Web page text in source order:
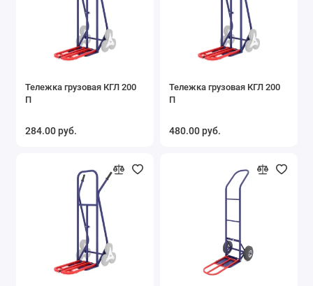
Тележка грузовая КГЛ 200
П
284.00 руб.
Тележка грузовая КГЛ 200
П
480.00 руб.